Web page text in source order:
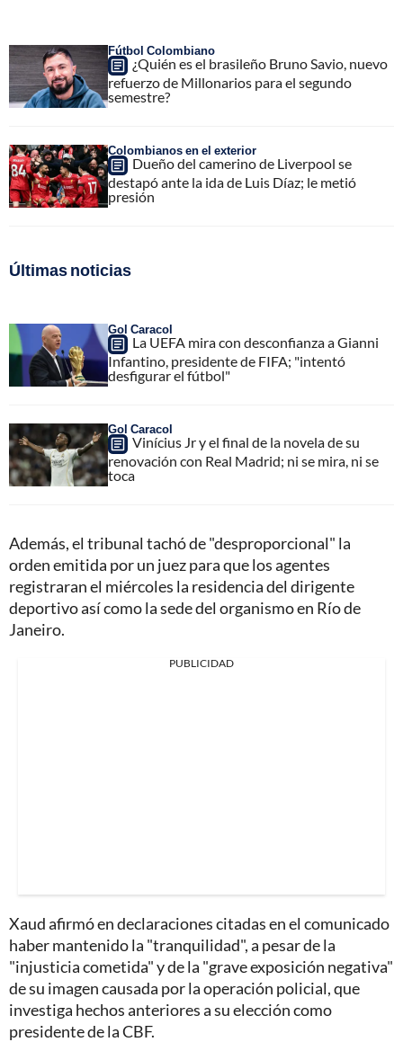
Fútbol Colombiano
¿Quién es el brasileño Bruno Savio, nuevo
refuerzo de Millonarios para el segundo
semestre?
Colombianos en el exterior
Dueño del camerino de Liverpool se
destapó ante la ida de Luis Díaz; le metió
presión
Últimas noticias
Gol Caracol
La UEFA mira con desconfianza a Gianni
Infantino, presidente de FIFA; "intentó
desfigurar el fútbol"
Gol Caracol
Vinícius Jr y el final de la novela de su
renovación con Real Madrid; ni se mira, ni se
toca
Además, el tribunal tachó de "desproporcional" la
orden emitida por un juez para que los agentes
registraran el miércoles la residencia del dirigente
deportivo así como la sede del organismo en Río de
Janeiro.
PUBLICIDAD
Xaud afirmó en declaraciones citadas en el comunicado
haber mantenido la "tranquilidad", a pesar de la
"injusticia cometida" y de la "grave exposición negativa"
de su imagen causada por la operación policial, que
investiga hechos anteriores a su elección como
presidente de la CBF.